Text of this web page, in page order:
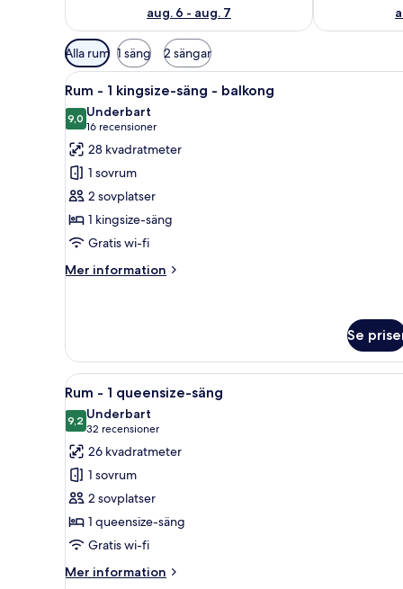
aug. 6 - aug. 7
Tillgängliga
filter
för
rum
Alla rum 1 säng 2 sängar
Öppna
alla
foton
för
Rum
-
1
kingsize-
säng
-
En balkong med en flätstol
5
Rum - 1 kingsize-säng - balkong
9,09,0 av 10
Underbart
16 recensioner
(16 recensioner)
28 kvadratmeter
1 sovrum
2 sovplatser
1 kingsize-säng
Gratis wi-fi
Mer information
Mer
1
kingsize-
säng
-
balkong
Se
Öppna
alla
foton
för
Rum
-
1
queensize-
säng
Ett modernt hotellrum med
5
Rum - 1 queensize-säng
9,29,2 av 10
Underbart
32 recensioner
(32 recensioner)
26 kvadratmeter
1 sovrum
2 sovplatser
1 queensize-säng
Gratis wi-fi
Mer information
Mer